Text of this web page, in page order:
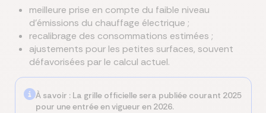
meilleure prise en compte du faible niveau
d’émissions du chauffage électrique ;
recalibrage des consommations estimées ;
ajustements pour les petites surfaces, souvent
défavorisées par le calcul actuel.
À savoir : La grille officielle sera publiée courant 2025
pour une entrée en vigueur en 2026.